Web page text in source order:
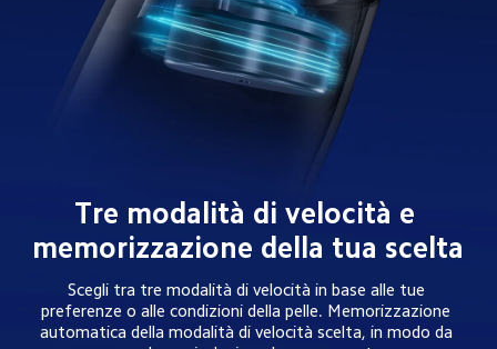
Tre modalità di velocità e
memorizzazione della tua scelta
Scegli tra tre modalità di velocità in base alle tue
preferenze o alle condizioni della pelle. Memorizzazione
automatica della modalità di velocità scelta, in modo da